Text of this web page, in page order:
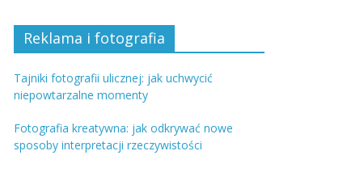
Reklama i fotografia
Tajniki fotografii ulicznej: jak uchwycić
niepowtarzalne momenty
Fotografia kreatywna: jak odkrywać nowe
sposoby interpretacji rzeczywistości